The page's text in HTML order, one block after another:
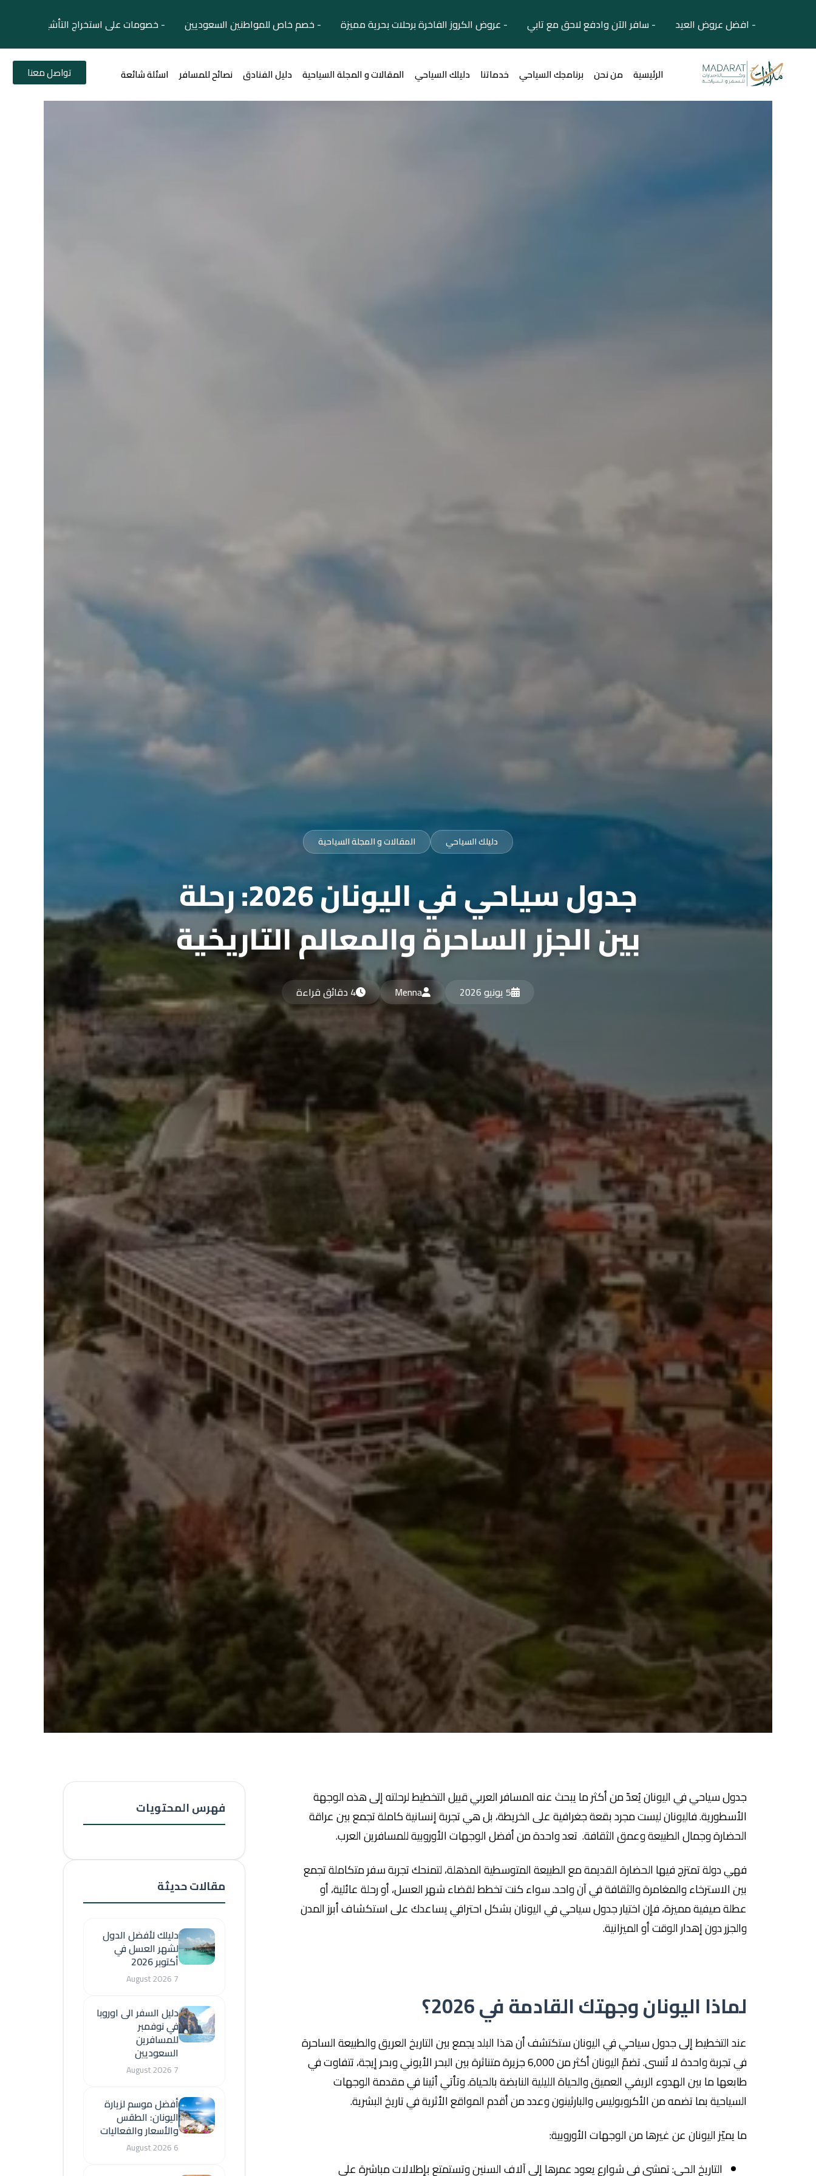
- افضل عروض العيد - سافر الآن وادفع لاحق مع تابي - عروض الكروز الفاخرة برحلات بحرية مميزة - خصم خاص للمواطنين السعوديين - خصومات على استخراج التأشيرات
الرئيسية من نحن برنامجك السياحي خدماتنا دليلك السياحي المقالات و المجلة السياحية دليل الفنادق نصائح للمسافر اسئلة شائعة تواصل معنا
دليلك السياحي المقالات و المجلة السياحية
جدول سياحي في اليونان 2026: رحلة
بين الجزر الساحرة والمعالم التاريخية
5 يونيو 2026 Menna 4 دقائق قراءة
جدول سياحي في اليونان يُعدّ من أكثر ما يبحث عنه المسافر العربي قبيل التخطيط لرحلته إلى هذه الوجهة
الأسطورية. فاليونان ليست مجرد بقعة جغرافية على الخريطة، بل هي تجربة إنسانية كاملة تجمع بين عراقة
الحضارة وجمال الطبيعة وعمق الثقافة. تعد واحدة من أفضل الوجهات الأوروبية للمسافرين العرب.
فهي دولة تمتزج فيها الحضارة القديمة مع الطبيعة المتوسطية المذهلة، لتمنحك تجربة سفر متكاملة تجمع
بين الاسترخاء والمغامرة والثقافة في آن واحد. سواء كنت تخطط لقضاء شهر العسل، أو رحلة عائلية، أو
عطلة صيفية مميزة، فإن اختيار جدول سياحي في اليونان بشكل احترافي يساعدك على استكشاف أبرز المدن
والجزر دون إهدار الوقت أو الميزانية.
لماذا اليونان وجهتك القادمة في 2026؟
عند التخطيط إلى جدول سياحي في اليونان ستكتشف أن هذا البلد يجمع بين التاريخ العريق والطبيعة الساحرة
في تجربة واحدة لا تُنسى. تضمّ اليونان أكثر من 6,000 جزيرة متناثرة بين البحر الأيوني وبحر إيجة، تتفاوت في
طابعها ما بين الهدوء الريفي العميق والحياة الليلية النابضة بالحياة. وتأتي أثينا في مقدمة الوجهات
السياحية بما تضمه من الأكروبوليس والبارثينون وعدد من أقدم المواقع الأثرية في تاريخ البشرية.
ما يميّز اليونان عن غيرها من الوجهات الأوروبية:
التاريخ الحي: تمشي في شوارع يعود عمرها إلى آلاف السنين وتستمتع بإطلالات مباشرة على
فهرس المحتويات
مقالات حديثة
دليلك لأفضل الدول
لشهر العسل في
أكتوبر 2026
7 August 2026
دليل السفر الى اوروبا
في نوفمبر
للمسافرين
السعوديين
7 August 2026
أفضل موسم لزيارة
اليونان: الطقس
والأسعار والفعاليات
6 August 2026